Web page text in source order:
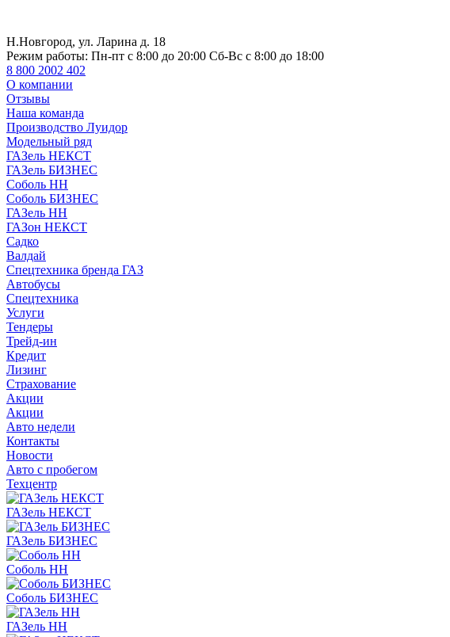
Н.Новгород, ул. Ларина д. 18
Режим работы: Пн-пт с 8:00 до 20:00 Сб-Вс с 8:00 до 18:00
8 800 2002 402
О компании
Отзывы
Наша команда
Производство Луидор
Модельный ряд
ГАЗель НЕКСТ
ГАЗель БИЗНЕС
Соболь НН
Соболь БИЗНЕС
ГАЗель НН
ГАЗон НЕКСТ
Садко
Валдай
Спецтехника бренда ГАЗ
Автобусы
Спецтехника
Услуги
Тендеры
Трейд-ин
Кредит
Лизинг
Страхование
Акции
Акции
Авто недели
Контакты
Новости
Авто с пробегом
Техцентр
ГАЗель НЕКСТ
ГАЗель БИЗНЕС
Соболь НН
Соболь БИЗНЕС
ГАЗель НН